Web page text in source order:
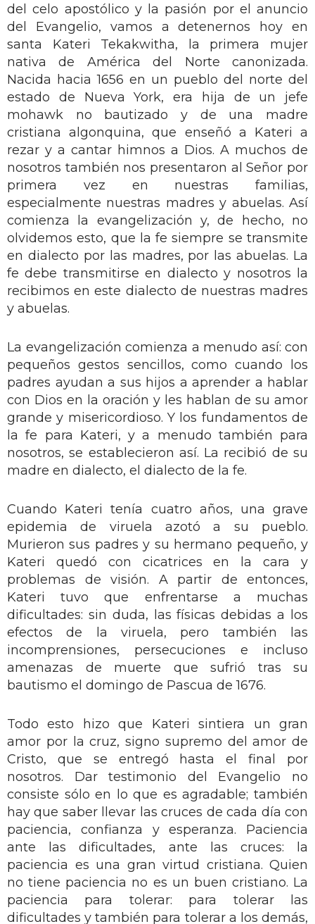
del celo apostólico y la pasión por el anuncio
del Evangelio, vamos a detenernos hoy en
santa Kateri Tekakwitha, la primera mujer
nativa de América del Norte canonizada.
Nacida hacia 1656 en un pueblo del norte del
estado de Nueva York, era hija de un jefe
mohawk no bautizado y de una madre
cristiana algonquina, que enseñó a Kateri a
rezar y a cantar himnos a Dios. A muchos de
nosotros también nos presentaron al Señor por
primera vez en nuestras familias,
especialmente nuestras madres y abuelas. Así
comienza la evangelización y, de hecho, no
olvidemos esto, que la fe siempre se transmite
en dialecto por las madres, por las abuelas. La
fe debe transmitirse en dialecto y nosotros la
recibimos en este dialecto de nuestras madres
y abuelas.
La evangelización comienza a menudo así: con
pequeños gestos sencillos, como cuando los
padres ayudan a sus hijos a aprender a hablar
con Dios en la oración y les hablan de su amor
grande y misericordioso. Y los fundamentos de
la fe para Kateri, y a menudo también para
nosotros, se establecieron así. La recibió de su
madre en dialecto, el dialecto de la fe.
Cuando Kateri tenía cuatro años, una grave
epidemia de viruela azotó a su pueblo.
Murieron sus padres y su hermano pequeño, y
Kateri quedó con cicatrices en la cara y
problemas de visión. A partir de entonces,
Kateri tuvo que enfrentarse a muchas
dificultades: sin duda, las físicas debidas a los
efectos de la viruela, pero también las
incomprensiones, persecuciones e incluso
amenazas de muerte que sufrió tras su
bautismo el domingo de Pascua de 1676.
Todo esto hizo que Kateri sintiera un gran
amor por la cruz, signo supremo del amor de
Cristo, que se entregó hasta el final por
nosotros. Dar testimonio del Evangelio no
consiste sólo en lo que es agradable; también
hay que saber llevar las cruces de cada día con
paciencia, confianza y esperanza. Paciencia
ante las dificultades, ante las cruces: la
paciencia es una gran virtud cristiana. Quien
no tiene paciencia no es un buen cristiano. La
paciencia para tolerar: para tolerar las
dificultades y también para tolerar a los demás,